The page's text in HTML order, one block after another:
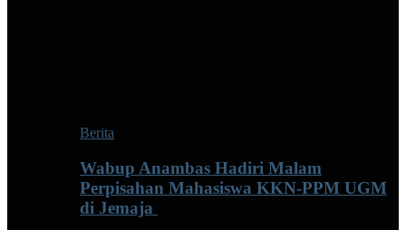
Berita
Wabup Anambas Hadiri Malam
Perpisahan Mahasiswa KKN-PPM UGM
di Jemaja ‎